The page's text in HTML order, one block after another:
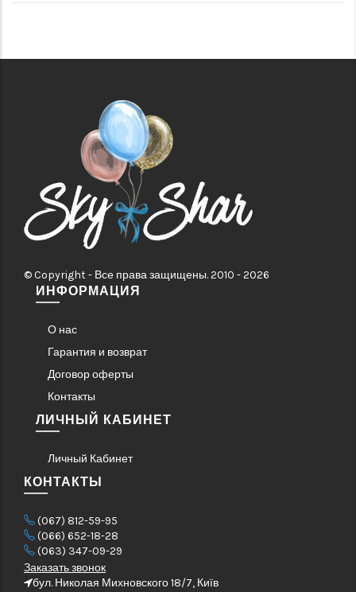
© Copyright - Все права защищены. 2010 - 2026
ИНФОРМАЦИЯ
О нас
Гарантия и возврат
Договор оферты
Контакты
ЛИЧНЫЙ КАБИНЕТ
Личный Кабинет
КОНТАКТЫ
(067) 812-59-95
(066) 652-18-28
(063) 347-09-29
Заказать звонок
бул. Николая Михновского 18/7, Київ